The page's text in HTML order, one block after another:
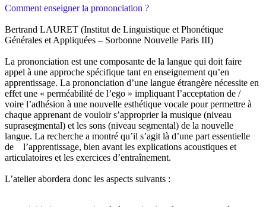
Comment enseigner la prononciation ?
Bertrand LAURET (Institut de Linguistique et Phonétique
Générales et Appliquées – Sorbonne Nouvelle Paris III)
La prononciation est une composante de la langue qui doit faire
appel à une approche spécifique tant en enseignement qu’en
apprentissage. La prononciation d’une langue étrangère nécessite en
effet une « perméabilité de l’ego » impliquant l’acceptation de /
voire l’adhésion à une nouvelle esthétique vocale pour permettre à
chaque apprenant de vouloir s’approprier la musique (niveau
suprasegmental) et les sons (niveau segmental) de la nouvelle
langue. La recherche a montré qu’il s’agit là d’une part essentielle
de l’apprentissage, bien avant les explications acoustiques et
articulatoires et les exercices d’entraînement.
L’atelier abordera donc les aspects suivants :